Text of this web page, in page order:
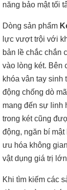
năng bảo mật tối
Dòng sản phẩm
lực vượt trội với
bản lề chắc chắn
vào lòng két. Bên
khóa vân tay sinh
động chống dò
mang đến sự linh
trong két cũng
động, ngăn bí
ưu hóa không
vật dụng giá trị
Khi tìm kiếm các